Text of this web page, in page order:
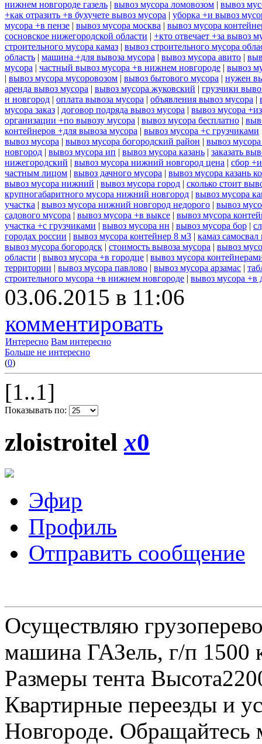
нижнем новгороде газель | вывоз мусора ломовозом | вывоз
+как отразить +в бухучете вывоз мусора | уборка +и вывоз
мусора +в пензе | вывоз мусора москва | вывоз мусора
сосновское нижегородской области | +кто отвечает +за вывоз
строительного мусора камаз | вывоз строительного мусора
область | машина +для вывоза мусора | вывоз мусора авито |
мусора | частный вывоз мусора +в нижнем новгороде | вывоз
| вывоз мусора мусоровозом | вывоз бытового мусора | нужен
аренда вывоз мусора | вывоз мусора жуковский | грузчики
н новгород | оплата вывоза мусора | объявления вывоз мусора |
мусора заказ | договор подряда вывоз мусора | вывоз мусора
организации +по вывозу мусора | вывоз мусора бесплатно |
контейнеров +для вывоза мусора | вывоз мусора +с грузчиками
вывоз мусора | вывоз мусора богородский район | вывоз
новгород | вывоз мусора ип | вывоз мусора казань | заказать
нижегородский | вывоз мусора нижний новгород цена | сбор
частным лицом | вывоз дачного мусора | вывоз мусора казань
вывоз мусора нижний | вывоз мусора город | сколько стоит
крупногабаритного мусора нижний новгород | вывоз мусора
участка | вывоз мусора нижний новгород недорого | вывоз
садового мусора | вывоз мусора +в выксе | вывоз мусора
участка +с грузчиками | вывоз мусора нн | вывоз мусора бор |
городах россии | вывоз мусора контейнер 8 м3 | камаз
вывоз мусора богородск | стоимость вывоза мусора | вывоз
области | вывоз мусора +в городце | вывоз мусора
территории | вывоз мусора павлово | вывоз мусора арзамас |
строительного мусора +в нижнем новгороде | вывоз мусора +в
03.06.2015 в 11:06
комментировать
Интересно Вам интересно
Больше не интересно
(0)
[1..1]
Показывать по:
zloistroitelx0
Эфир
Профиль
Отправить сообщение
Осуществляю
машина ГАЗель, г/п 1500
Размеры тента
Квартирные переезды и
Новгороде.